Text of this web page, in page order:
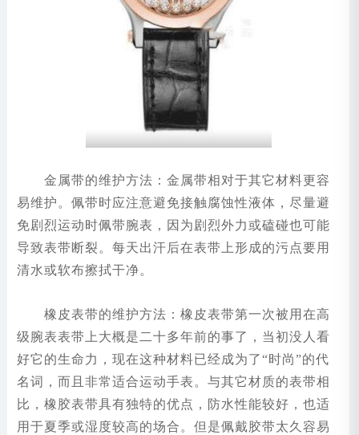
金属带的维护方法：金属带相对于其它材料更容
易维护。佩带时应注意避免接触腐蚀性液体，尽量避
免剧烈运动时佩带腕表，因为剧烈外力或磕碰也可能
导致表带断裂。每天出汗后在表带上形成的污点要用
清水或软布擦拭干净。
橡皮表带的维护方法：橡皮表带第一次被用在高
级腕表表带上大概是二十多年前的事了，当初没人看
好它的生命力，现在这种材料已经成为了“时尚”的代
名词，而且非常适合运动手表。与其它材质的表带相
比，橡胶表带具有独特的优点，防水性能较好，也适
用于夏季或湿度较高的场合。但是佩戴胶带太久容易